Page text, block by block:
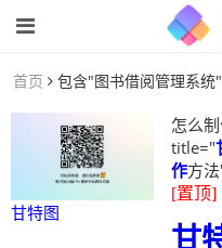
首页 包含"图书借阅管理系统
甘特图
怎么制
title="
作方
[置顶]
甘